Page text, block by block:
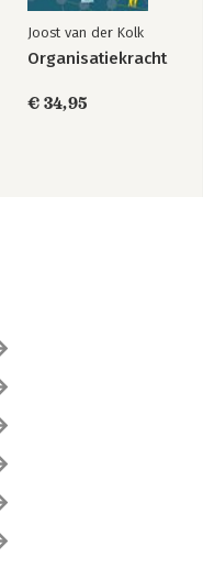
Joost van der Kolk
Organisatiekracht
€ 34,95